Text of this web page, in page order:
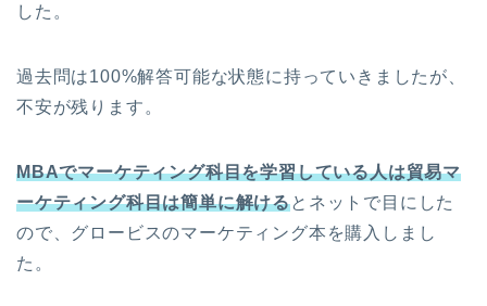
した。
過去問は100%解答可能な状態に持っていきましたが、
不安が残ります。
MBAでマーケティング科目を学習している人は貿易マ
ーケティング科目は簡単に解けるとネットで目にした
ので、グロービスのマーケティング本を購入しまし
た。